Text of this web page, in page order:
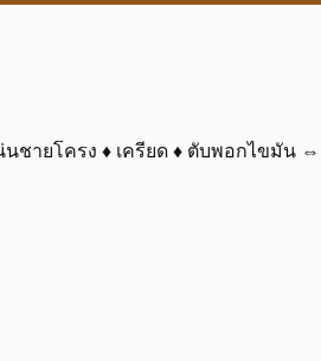
นชายโครง ♦ เครียด ♦ ตับพอกไขมัน ⇔